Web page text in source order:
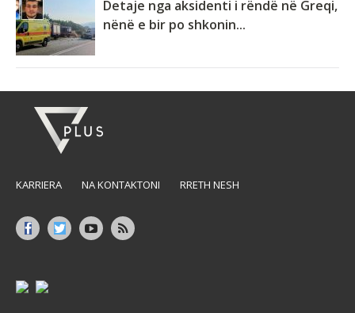
Detaje nga aksidenti i rëndë në Greqi,
nënë e bir po shkonin...
KARRIERA NA KONTAKTONI RRETH NESH